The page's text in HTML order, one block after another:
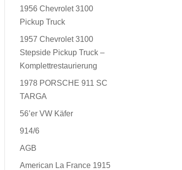
1956 Chevrolet 3100
Pickup Truck
1957 Chevrolet 3100
Stepside Pickup Truck –
Komplettrestaurierung
1978 PORSCHE 911 SC
TARGA
56’er VW Käfer
914/6
AGB
American La France 1915